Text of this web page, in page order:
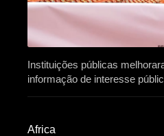
Instituições públicas
informação de interesse
Africa​